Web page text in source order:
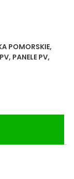
POMORSKIE,
, PANELE PV,